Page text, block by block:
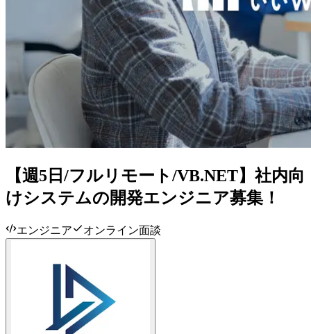
【週5日/フルリモート/VB.NET】社内向
けシステムの開発エンジニア募集！
エンジニア オンライン面談